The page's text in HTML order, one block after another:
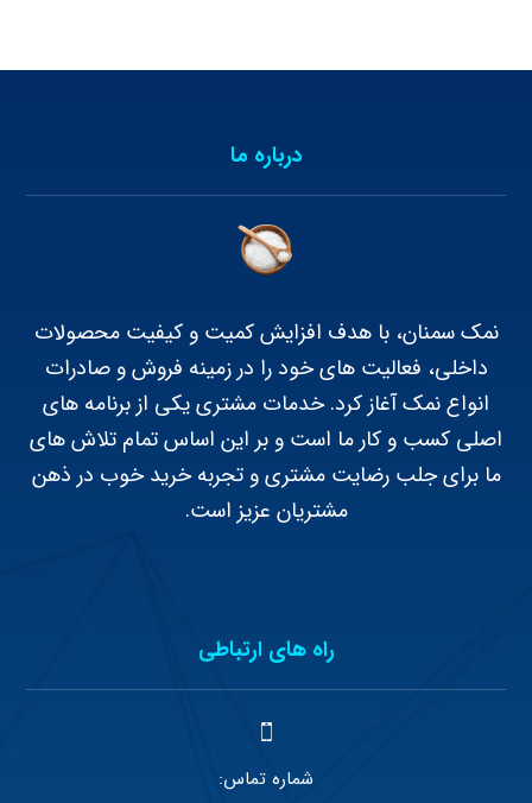
درباره ما
نمک سمنان، با هدف افزایش کمیت و کیفیت محصولات
داخلی، فعالیت های خود را در زمینه فروش و صادرات
انواع نمک آغاز کرد. خدمات مشتری یکی از برنامه های
اصلی کسب و کار ما است و بر این اساس تمام تلاش های
ما برای جلب رضایت مشتری و تجربه خرید خوب در ذهن
مشتریان عزیز است.
راه های ارتباطی
شماره تماس: